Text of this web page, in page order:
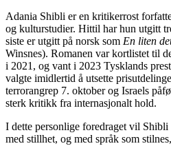
Adania Shibli er en kritikerrost
og kulturstudier. Hittil har hun utgitt
siste er utgitt på norsk som En liten
Winsnes). Romanen var kortlistet til
i 2021, og vant i 2023 Tysklands
valgte imidlertid å utsette
terrorangrep 7. oktober og Israels
sterk kritikk fra internasjonalt hold.
I dette personlige foredraget vil
med stillhet, og med språk som